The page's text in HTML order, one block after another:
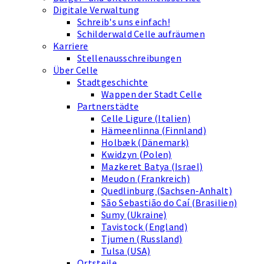
Digitale Verwaltung
Schreib's uns einfach!
Schilderwald Celle aufräumen
Karriere
Stellenausschreibungen
Über Celle
Stadtgeschichte
Wappen der Stadt Celle
Partnerstädte
Celle Ligure (Italien)
Hämeenlinna (Finnland)
Holbæk (Dänemark)
Kwidzyn (Polen)
Mazkeret Batya (Israel)
Meudon (Frankreich)
Quedlinburg (Sachsen-Anhalt)
São Sebastião do Caí (Brasilien)
Sumy (Ukraine)
Tavistock (England)
Tjumen (Russland)
Tulsa (USA)